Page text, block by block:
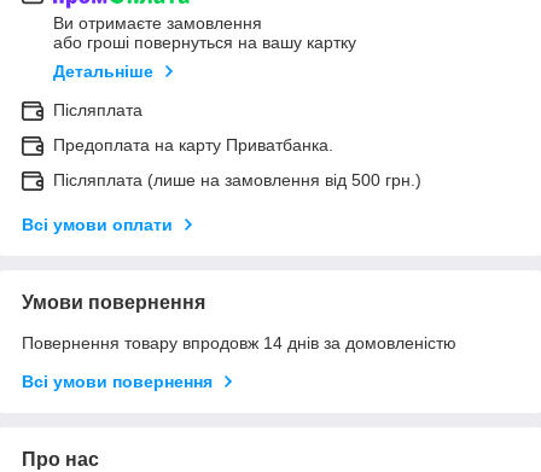
Ви отримаєте замовлення
або гроші повернуться на вашу картку
Детальніше
Післяплата
Предоплата на карту Приватбанка.
Післяплата (лише на замовлення від 500 грн.)
Всі умови оплати
Умови повернення
Повернення товару впродовж 14 днів за домовленістю
Всі умови повернення
Про нас